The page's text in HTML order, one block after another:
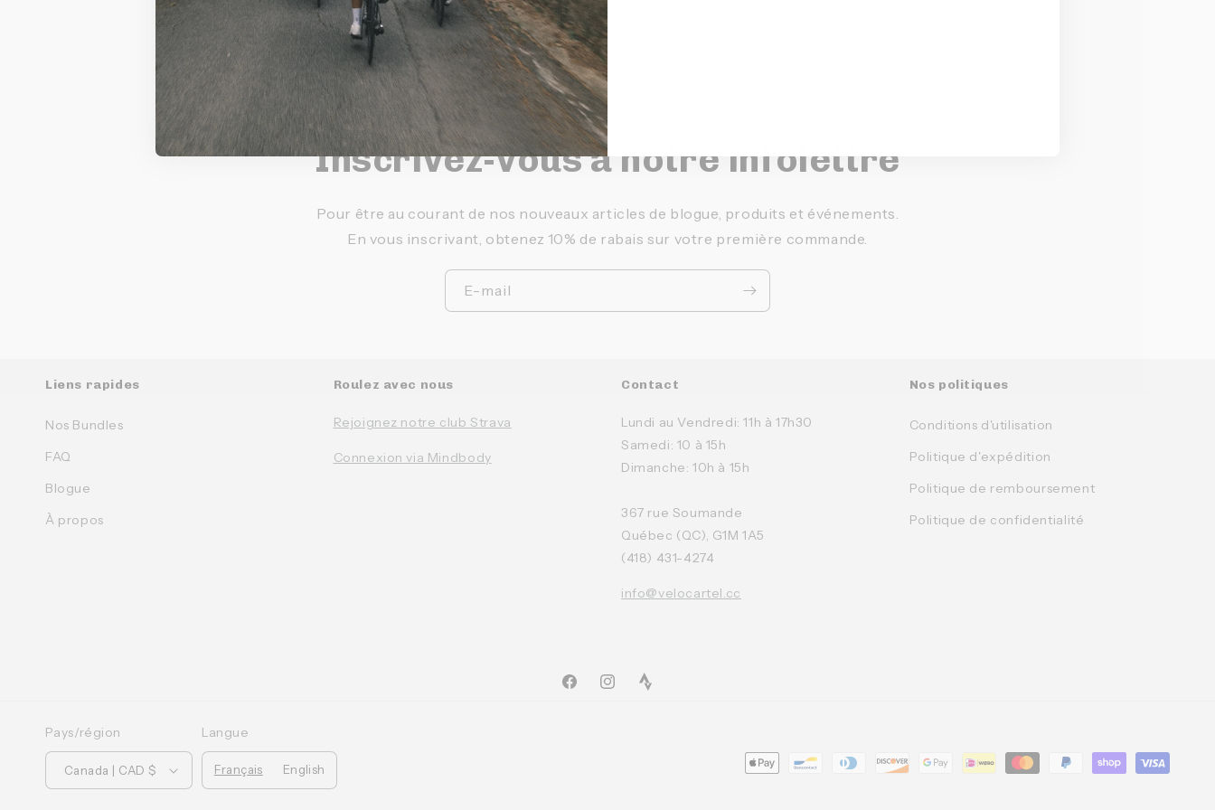
Inscrivez-vous à notre infolettre
Pour être au courant de nos nouveaux articles de blogue, produits et événements.
En vous inscrivant, obtenez 10% de rabais sur votre première commande.
E-mail
Liens rapides
Nos Bundles
FAQ
Blogue
À propos
Roulez avec nous
Rejoignez notre club Strava
Connexion via Mindbody
Contact
Lundi au Vendredi: 11h à 17h30
Samedi: 10 à 15h
Dimanche: 10h à 15h
367 rue Soumande
Québec (QC), G1M 1A5
(418) 431-4274
info@velocartel.cc
Nos politiques
Conditions d'utilisation
Politique d'expédition
Politique de remboursement
Politique de confidentialité
FacebookInstagramTikTok
Pays/région
Canada | CAD $
Langue
Français English
Moyens